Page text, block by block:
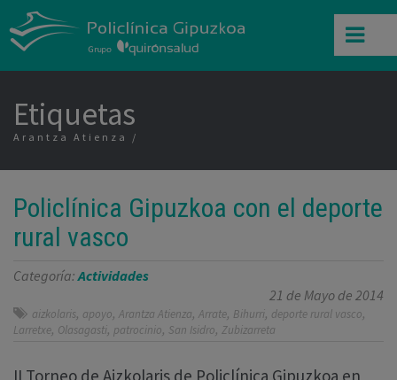
Etiquetas
Arantza Atienza
Policlínica Gipuzkoa con el deporte
rural vasco
Categoría:Actividades
21 de Mayo de 2014
aizkolaris, apoyo, Arantza Atienza, Arrate, Bihurri, deporte rural vasco,
Larretxe, Olasagasti, patrocinio, San Isidro, Zubizarreta
II Torneo de Aizkolaris de Policlínica Gipuzkoa en